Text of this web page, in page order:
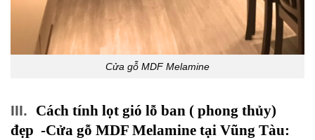
Cửa gỗ MDF Melamine
III. Cách tính lọt gió lỗ ban ( phong thủy)
đẹp -Cửa gỗ MDF Melamine tại Vũng Tàu: